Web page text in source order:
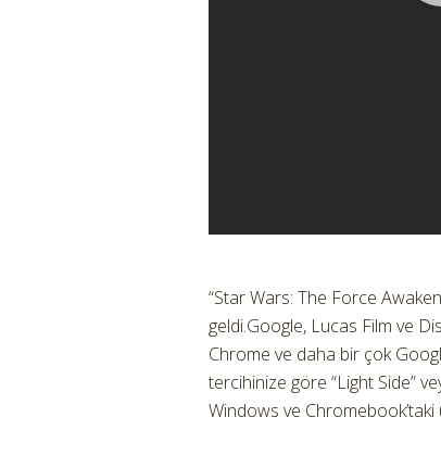
“Star Wars: The Force
geldi.Google, Lucas Film ve
Chrome ve daha bir çok
tercihinize göre “Light Side”
Windows ve